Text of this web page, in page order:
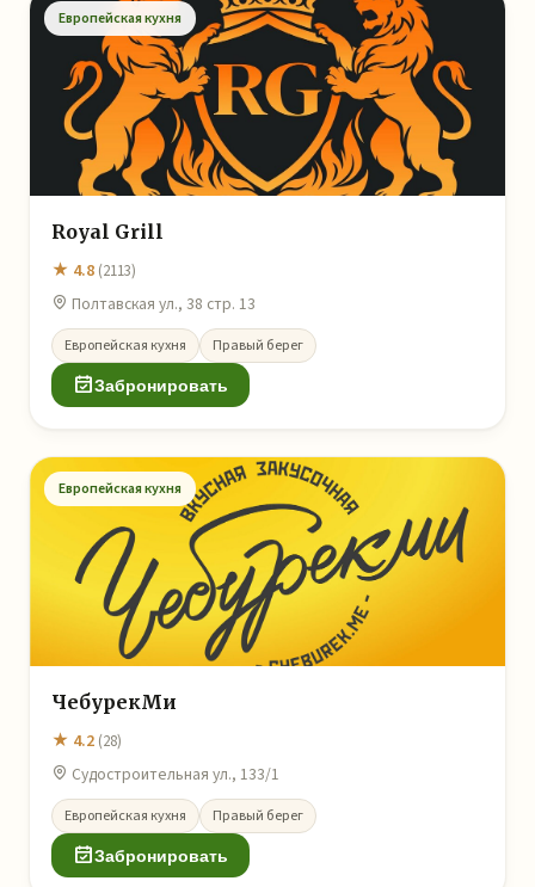
Европейская кухня
Royal Grill
★ 4.8 (2113)
Полтавская ул., 38 стр. 13
Европейская кухня Правый берег
Забронировать
Европейская кухня
ЧебурекМи
★ 4.2 (28)
Судостроительная ул., 133/1
Европейская кухня Правый берег
Забронировать